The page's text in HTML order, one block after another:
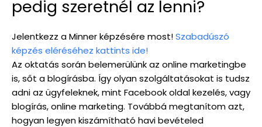
pedig szeretnél az lenni?
Jelentkezz a Minner képzésére most!Szabadúszó
képzés eléréséhez kattints ide!
Az oktatás során belemerülünk az online marketingbe
is, sőt a blogírásba. Így olyan szolgáltatásokat is tudsz
adni az ügyfeleknek, mint Facebook oldal kezelés, vagy
blogírás, online marketing. Továbbá megtanítom azt,
hogyan legyen kiszámítható havi bevételed